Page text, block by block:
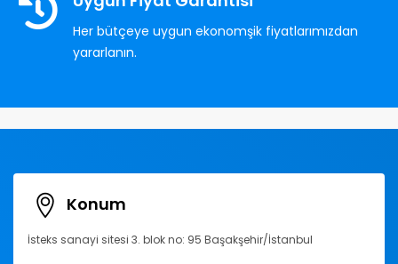
Her bütçeye uygun ekonomşik fiyatlarımızdan
yararlanın.
Konum
İsteks sanayi sitesi 3. blok no: 95 Başakşehir/İstanbul